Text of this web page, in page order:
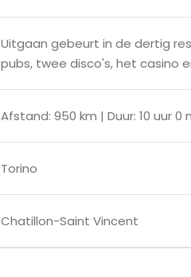
Uitgaan gebeurt in de dertig
pubs, twee disco's, het casino
Afstand: 950 km | Duur: 10 uur 0
Torino
Chatillon-Saint Vincent